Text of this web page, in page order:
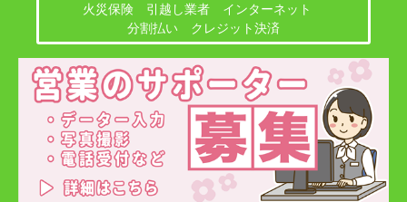
火災保険 引越し業者 インターネット
分割払い クレジット決済